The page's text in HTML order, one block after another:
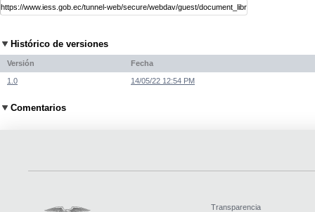
Histórico de versiones
Versión Fecha
1.0 14/05/22 12:54 PM
Comentarios
Transparencia